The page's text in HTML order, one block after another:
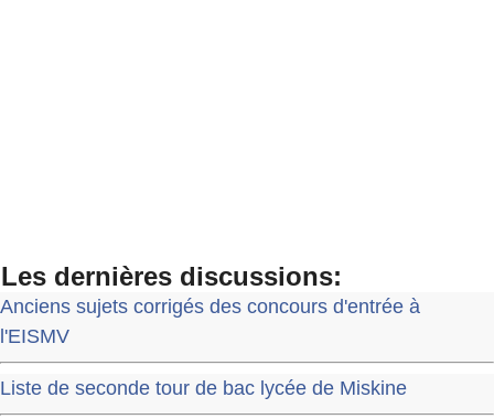
Les dernières discussions:
Anciens sujets corrigés des concours d'entrée à
l'EISMV
Liste de seconde tour de bac lycée de Miskine